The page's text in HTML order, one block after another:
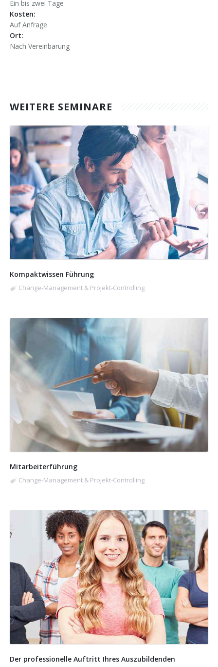
Ein bis zwei Tage
Kosten:
Auf Anfrage
Ort:
Nach Vereinbarung
WEITERE SEMINARE
Kompaktwissen Führung
Change-Management & Projekt-Controlling
Mitarbeiterführung
Change-Management & Projekt-Controlling
Der professionelle Auftritt Ihres Auszubildenden